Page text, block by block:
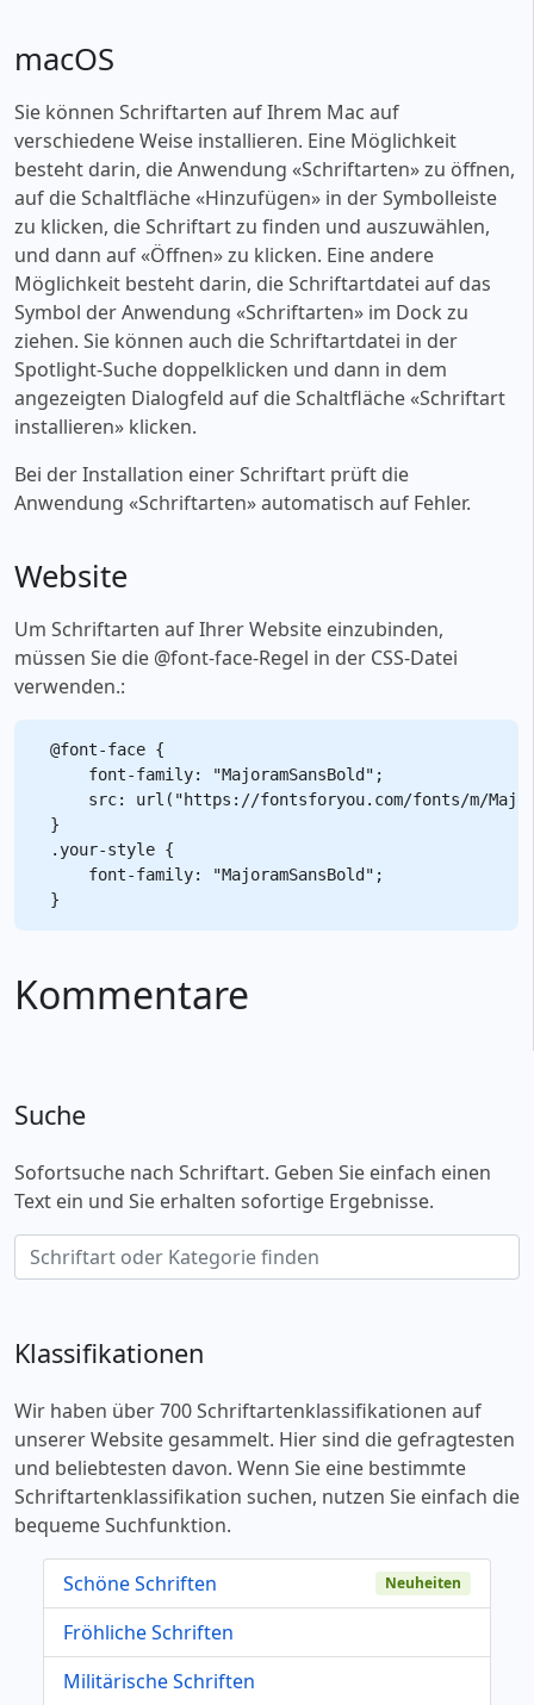
macOS
Sie können Schriftarten auf Ihrem Mac auf
verschiedene Weise installieren. Eine Möglichkeit
besteht darin, die Anwendung «‎Schriftarten» zu öffnen,
auf die Schaltfläche «‎Hinzufügen» in der Symbolleiste
zu klicken, die Schriftart zu finden und auszuwählen,
und dann auf «‎Öffnen» zu klicken. Eine andere
Möglichkeit besteht darin, die Schriftartdatei auf das
Symbol der Anwendung «‎Schriftarten» im Dock zu
ziehen. Sie können auch die Schriftartdatei in der
Spotlight-Suche doppelklicken und dann in dem
angezeigten Dialogfeld auf die Schaltfläche «‎Schriftart
installieren» klicken.
Bei der Installation einer Schriftart prüft die
Anwendung «‎Schriftarten» automatisch auf Fehler.
Website
Um Schriftarten auf Ihrer Website einzubinden,
müssen Sie die @font-face-Regel in der CSS-Datei
verwenden.:
@font-face {
    font-family: "MajoramSansBold";
src: url("https://fontsforyou.com/fonts/m/
}
.your-style {
    font-family: "MajoramSansBold";
Kommentare
Suche
Sofortsuche nach Schriftart. Geben Sie einfach einen
Text ein und Sie erhalten sofortige Ergebnisse.
Klassifikationen
Wir haben über 700 Schriftartenklassifikationen auf
unserer Website gesammelt. Hier sind die gefragtesten
und beliebtesten davon. Wenn Sie eine bestimmte
Schriftartenklassifikation suchen, nutzen Sie einfach die
bequeme Suchfunktion.
Schöne Schriften Neuheiten
Fröhliche Schriften
Militärische Schriften